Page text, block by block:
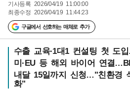
기사등록 2026/04/19 11:00:00
최종수정 2026/04/19 11:44:23
구글에서 선호하는 매체로 추가
수출 교육·1대1 컨설팅 첫 도
미·EU 등 해외 바이어 연결
내달 15일까지 신청…"친환경
화"